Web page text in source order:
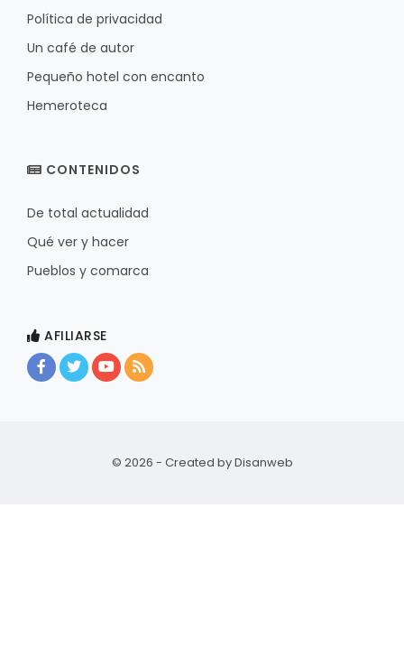
Política de privacidad
Un café de autor
Pequeño hotel con encanto
Hemeroteca
CONTENIDOS
De total actualidad
Qué ver y hacer
Pueblos y comarca
AFILIARSE
© 2026 - Created byDisanweb